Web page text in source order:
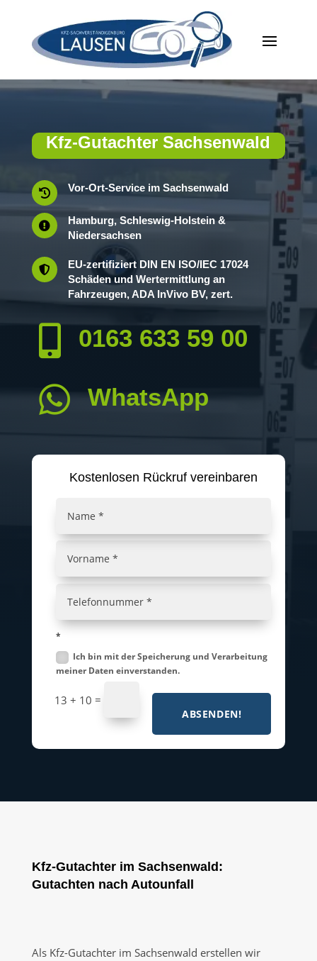
Kfz-Gutachter Sachsenwald
 Vor-Ort-Service im Sachsenwald

Hamburg, Schleswig-Holstein &
Niedersachsen

EU-zertifiziert DIN EN ISO/IEC 17024
Schäden und Wertermittlung an
Fahrzeugen, ADA InVivo BV, zert.
 0163 633 59 00
 WhatsApp
Kostenlosen Rückruf vereinbaren
*
Ich bin mit der Speicherung und Verarbeitung
meiner Daten einverstanden.
13 + 10 =
ABSENDEN!
Kfz-Gutachter im Sachsenwald:
Gutachten nach Autounfall
Als Kfz-Gutachter im Sachsenwald erstellen wir